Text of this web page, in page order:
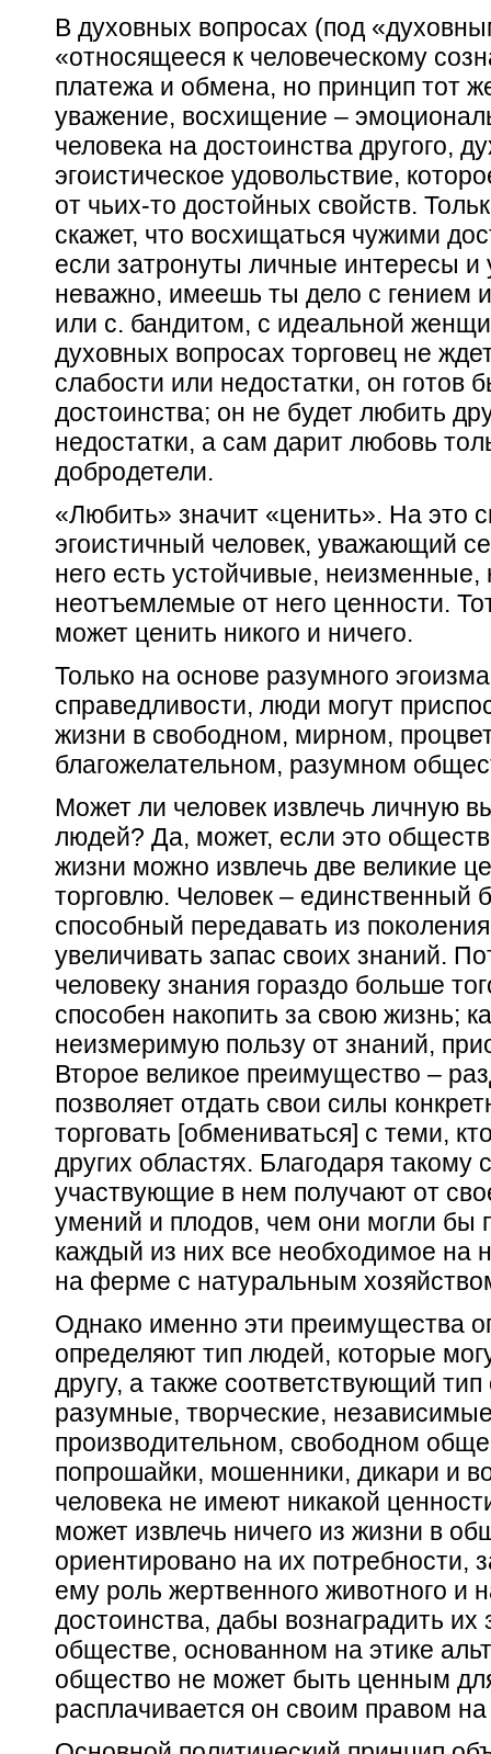
В духовных вопросах (под
«относящееся к человеческому
платежа и обмена, но принцип тот
уважение, восхищение –
человека на достоинства другого,
эгоистическое удовольствие,
от чьих-то достойных свойств.
скажет, что восхищаться чужими
если затронуты личные интересы и
неважно, имеешь ты дело с гением
или с. бандитом, с идеальной
духовных вопросах торговец не
слабости или недостатки, он готов
достоинства; он не будет любить
недостатки, а сам дарит любовь
добродетели.
«Любить» значит «ценить». На это
эгоистичный человек, уважающий
него есть устойчивые,
неотъемлемые от него ценности.
может ценить никого и ничего.
Только на основе разумного
справедливости, люди могут
жизни в свободном, мирном,
благожелательном, разумном
Может ли человек извлечь личную
людей? Да, может, если это
жизни можно извлечь две великие
торговлю. Человек – единственный
способный передавать из
увеличивать запас своих знаний.
человеку знания гораздо больше
способен накопить за свою жизнь;
неизмеримую пользу от знаний,
Второе великое преимущество –
позволяет отдать свои силы
торговать [обмениваться] с теми,
других областях. Благодаря такому
участвующие в нем получают от
умений и плодов, чем они могли бы
каждый из них все необходимое на
на ферме с натуральным
Однако именно эти преимущества
определяют тип людей, которые
другу, а также соответствующий
разумные, творческие,
производительном, свободном
попрошайки, мошенники, дикари и
человека не имеют никакой
может извлечь ничего из жизни в
ориентировано на их потребности,
ему роль жертвенного животного и
достоинства, дабы вознаградить их
обществе, основанном на этике
общество не может быть ценным
расплачивается он своим правом